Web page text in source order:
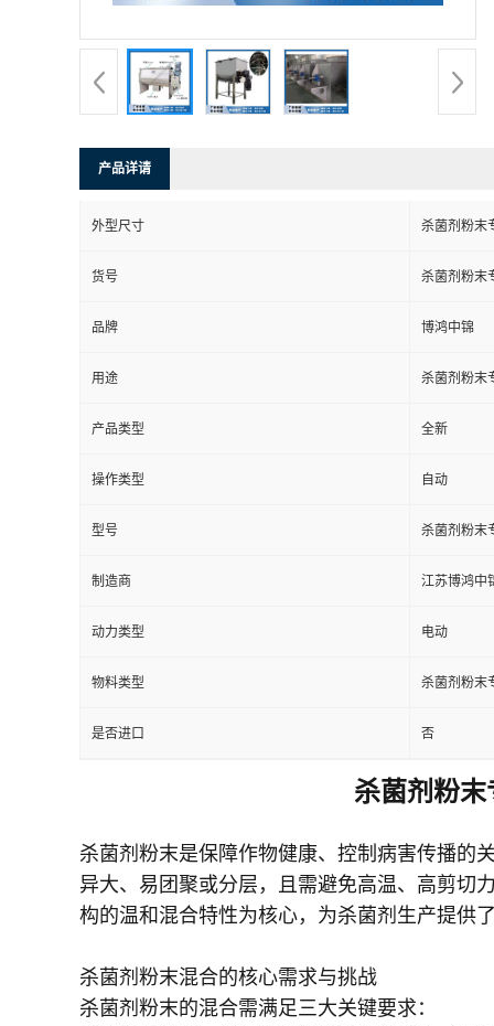
产品详请
外型尺寸 杀菌剂粉末
货号 杀菌剂粉末
品牌 博鸿中锦
用途 杀菌剂粉末
产品类型 全新
操作类型 自动
型号 杀菌剂粉末
制造商 江苏博鸿中
动力类型 电动
物料类型 杀菌剂粉末
是否进口 否
杀菌剂粉
杀菌剂粉末是保障作物健康、控制病害传播的
异大、易团聚或分层，且需避免高温、高剪切
构的温和混合特性为核心，为杀菌剂生产提供
杀菌剂粉末混合的核心需求与挑战
杀菌剂粉末的混合需满足三大关键要求：